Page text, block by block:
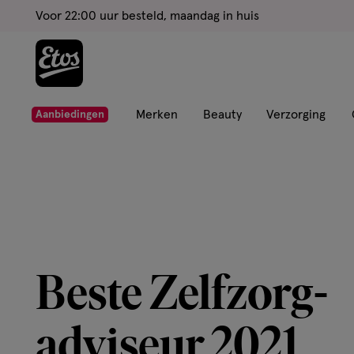
ga
de
hoofd
ga
Voor 22:00 uur besteld, maandag in huis
Aanbiedingen Merken Beauty Verzorging
Beste Zelfzorg-